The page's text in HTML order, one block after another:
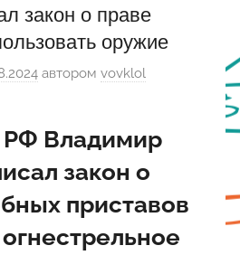
закон о праве
оружие
автором vovklol
РФ Владимир
закон о
приставов